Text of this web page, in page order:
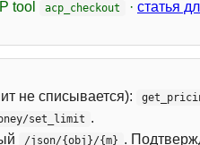
tool acp_checkout · статья
не списывается):
set_limit .
/json/{obj}/{m} .